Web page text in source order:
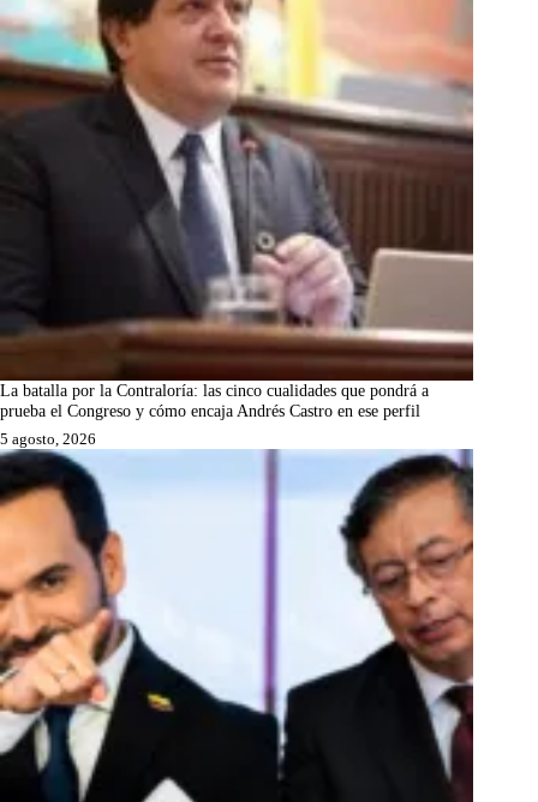
La batalla por la Contraloría: las cinco cualidades que pondrá a
prueba el Congreso y cómo encaja Andrés Castro en ese perfil
5 agosto, 2026